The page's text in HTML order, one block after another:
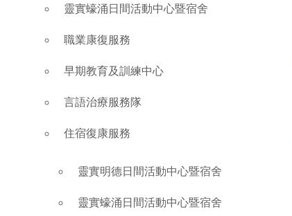
靈實蠔涌日間活動中心暨宿舍
職業康復服務
早期教育及訓練中心
言語治療服務隊
住宿復康服務
靈實明德日間活動中心暨宿舍
靈實蠔涌日間活動中心暨宿舍